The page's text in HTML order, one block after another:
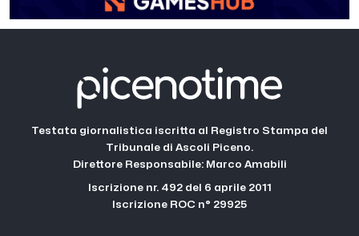
Testata giornalistica iscritta al Registro Stampa del
Tribunale di Ascoli Piceno.
Direttore Responsabile: Marco Amabili
Iscrizione nr. 492 del 6 aprile 2011
Iscrizione ROC n° 29925